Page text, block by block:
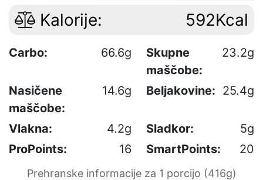
Kalorije: 592Kcal
Carbo: 66.6g
Skupne
maščobe:
23.2g
Nasičene
maščobe:
14.6g Beljakovine: 25.4g
Vlakna: 4.2g Sladkor:
5g
ProPoints:
16 SmartPoints: 20
Prehranske informacije za 1 porcijo (416g)